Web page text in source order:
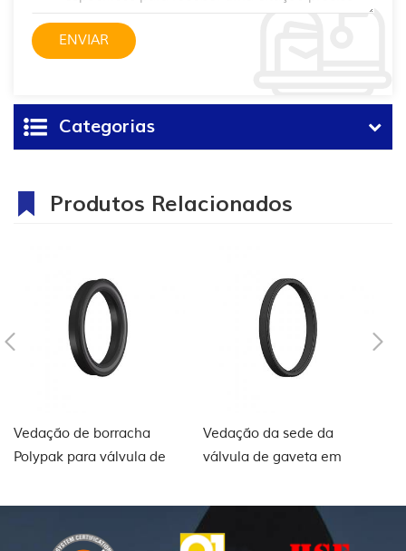
Categorias
Produtos Relacionados
Vedação de borracha
Polypak para válvula de
Vedação da sede da
válvula de gaveta em